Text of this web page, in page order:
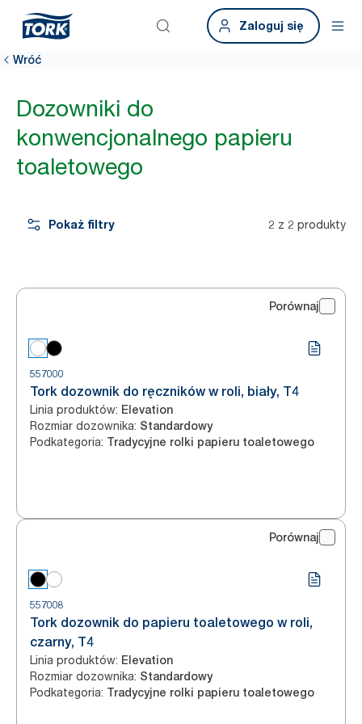
Zaloguj się
Wróć
Dozowniki do
konwencjonalnego papieru
toaletowego
Pokaż filtry 2 z 2 produkty
Porównaj
557000
Tork dozownik do ręczników w roli, biały, T4
Linia produktów: Elevation
Rozmiar dozownika: Standardowy
Podkategoria: Tradycyjne rolki papieru toaletowego
Porównaj
557008
Tork dozownik do papieru toaletowego w roli,
czarny, T4
Linia produktów: Elevation
Rozmiar dozownika: Standardowy
Podkategoria: Tradycyjne rolki papieru toaletowego